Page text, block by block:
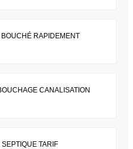
RAPIDEMENT
CANALISATION
TARIF